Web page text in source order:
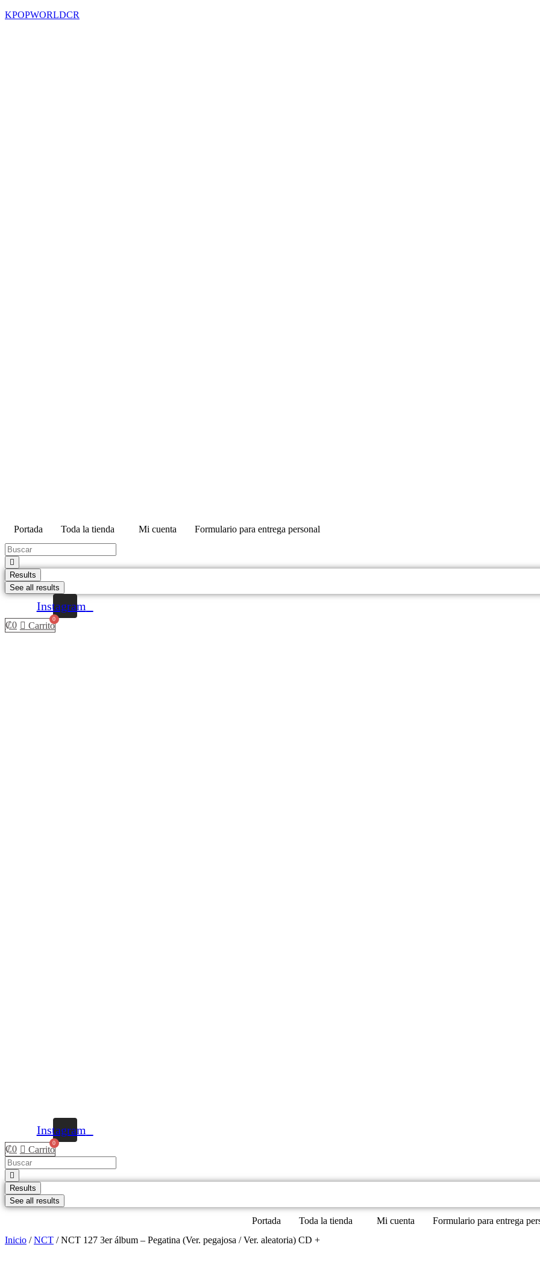
KPOPWORLDCR
Portada Toda la tienda Mi cuenta Formulario para entrega personal
Results
See all results
Instagram
₡0 Carrito
Instagram
₡0 Carrito
Results
See all results
Portada Toda la tienda Mi cuenta
Formulario para entrega
Inicio /NCT / NCT 127 3er álbum – Pegatina (Ver. pegajosa / Ver. aleatoria) CD +